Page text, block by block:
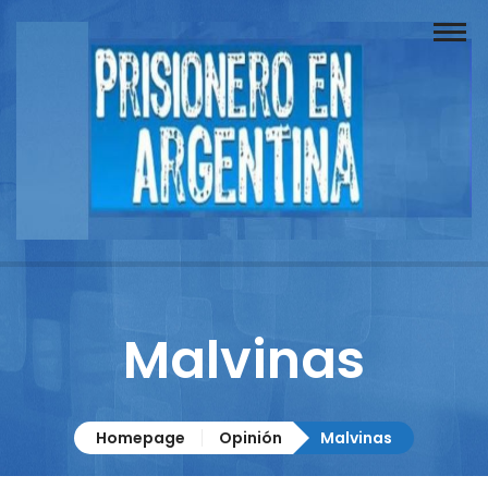
Buscador
Documentos
Columnistas
Contacto
Malvinas
Homepage Opinión Malvinas